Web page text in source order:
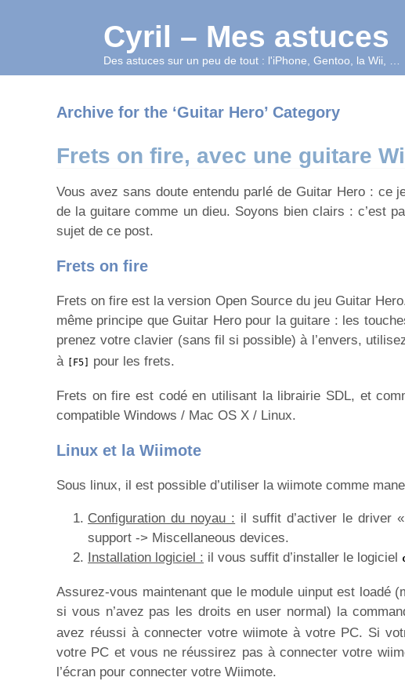
Cyril – Mes astuces
Des astuces sur un peu de tout : l'iPhone, Gentoo, la Wii, …
Archive for the ‘Guitar Hero’ Category
Frets on fire, avec une guitare
Vous avez sans doute entendu parlé de Guitar Hero : ce
de la guitare comme un dieu. Soyons bien clairs : c’est
sujet de ce post.
Frets on fire
Frets on fire est la version Open Source du jeu Guitar
même principe que Guitar Hero pour la guitare : les
prenez votre clavier (sans fil si possible) à l’envers,
à [F5] pour les frets.
Frets on fire est codé en utilisant la librairie SDL, et
compatible Windows / Mac OS X / Linux.
Linux et la Wiimote
Sous linux, il est possible d’utiliser la wiimote comme
Configuration du noyau : il suffit d’activer le driver «
support -> Miscellaneous devices.
Installation logiciel : il vous suffit d’installer le logiciel
Assurez-vous maintenant que le module uinput est loadé
si vous n’avez pas les droits en user normal) la
avez réussi à connecter votre wiimote à votre PC. Si
votre PC et vous ne réussirez pas à connecter votre
l’écran pour connecter votre Wiimote.